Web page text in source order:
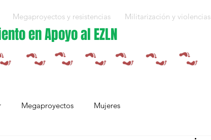
Megaproyectos y resistencias Militarización y violencias
en Apoyo al EZLN
Megaproyectos Mujeres